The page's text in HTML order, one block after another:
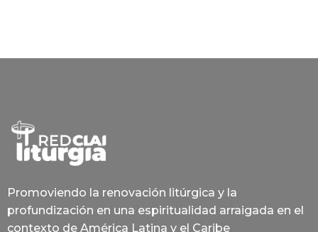
Promoviendo la renovación litúrgica y la
profundización en una espiritualidad arraigada en el
contexto de América Latina y el Caribe